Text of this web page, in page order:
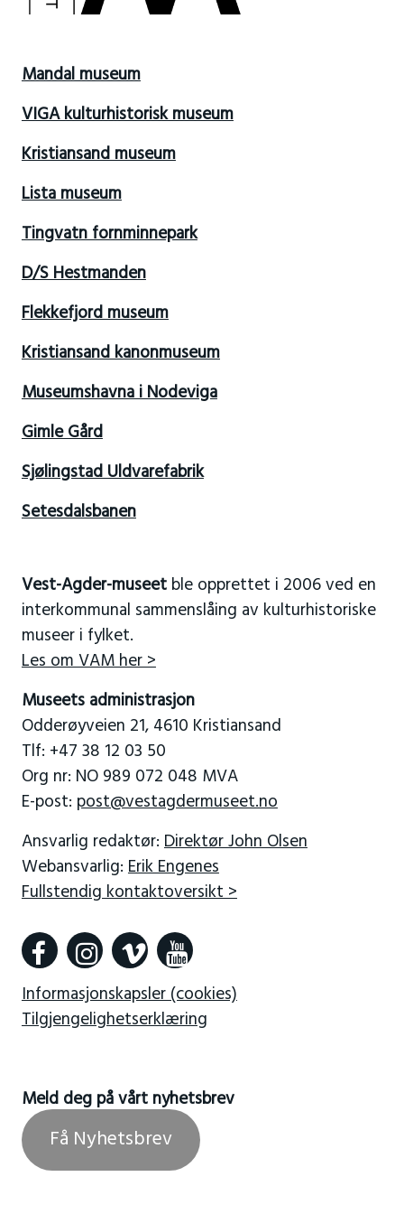
Mandal museum
VIGA kulturhistorisk museum
Kristiansand museum
Lista museum
Tingvatn fornminnepark
D/S Hestmanden
Flekkefjord museum
Kristiansand kanonmuseum
Museumshavna i Nodeviga
Gimle Gård
Sjølingstad Uldvarefabrik
Setesdalsbanen
Vest-Agder-museetble opprettet i 2006 ved en
interkommunal sammenslåing av kulturhistoriske
museer i fylket.
Les om VAM her >
Museets administrasjon
Odderøyveien 21, 4610 Kristiansand
Tlf: +47 38 12 03 50
Org nr: NO 989 072 048 MVA
E-post: post@vestagdermuseet.no
Ansvarlig redaktør: Direktør John Olsen
Webansvarlig: Erik Engenes
Fullstendig kontaktoversikt >
Informasjonskapsler (cookies)
Tilgjengelighetserklæring
Meld deg på vårt nyhetsbrev
Få Nyhetsbrev